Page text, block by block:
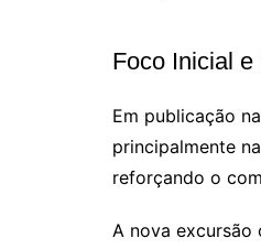
Foco Inicial
Em publicação
principalmente
reforçando o
A nova excursão